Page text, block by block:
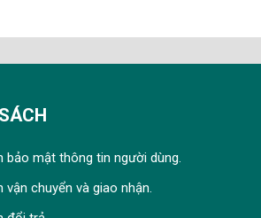
bảo mật thông tin người dùng.
vận chuyển và giao nhận.